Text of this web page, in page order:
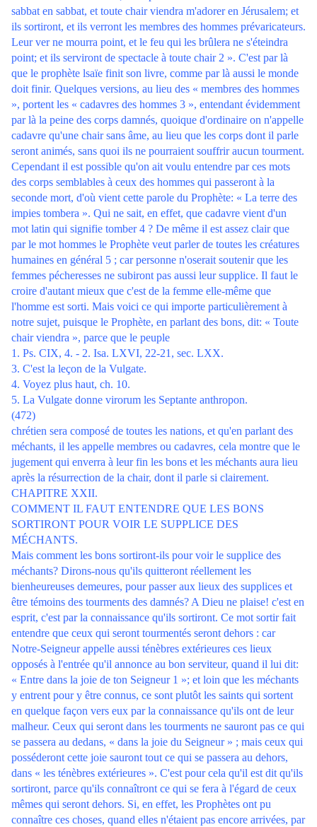
sabbat en sabbat, et toute chair viendra m'adorer en Jérusalem; et
ils sortiront, et ils verront les membres des hommes prévaricateurs.
Leur ver ne mourra point, et le feu qui les brûlera ne s'éteindra
point; et ils serviront de spectacle à toute chair 2 ». C'est par là
que le prophète lsaïe finit son livre, comme par là aussi le monde
doit finir. Quelques versions, au lieu des « membres des hommes
», portent les « cadavres des hommes 3 », entendant évidemment
par là la peine des corps damnés, quoique d'ordinaire on n'appelle
cadavre qu'une chair sans âme, au lieu que les corps dont il parle
seront animés, sans quoi ils ne pourraient souffrir aucun tourment.
Cependant il est possible qu'on ait voulu entendre par ces mots
des corps semblables à ceux des hommes qui passeront à la
seconde mort, d'où vient cette parole du Prophète: « La terre des
impies tombera ». Qui ne sait, en effet, que cadavre vient d'un
mot latin qui signifie tomber 4 ? De même il est assez clair que
par le mot hommes le Prophète veut parler de toutes les créatures
humaines en général 5 ; car personne n'oserait soutenir que les
femmes pécheresses ne subiront pas aussi leur supplice. Il faut le
croire d'autant mieux que c'est de la femme elle-même que
l'homme est sorti. Mais voici ce qui importe particulièrement à
notre sujet, puisque le Prophète, en parlant des bons, dit: « Toute
chair viendra », parce que le peuple
1. Ps. CIX, 4. - 2. Isa. LXVI, 22-21, sec. LXX.
3. C'est la leçon de la Vulgate.
4. Voyez plus haut, ch. 10.
5. La Vulgate donne virorum les Septante anthropon.
(472)
chrétien sera composé de toutes les nations, et qu'en parlant des
méchants, il les appelle membres ou cadavres, cela montre que le
jugement qui enverra à leur fin les bons et les méchants aura lieu
après la résurrection de la chair, dont il parle si clairement.
CHAPITRE XXII.
COMMENT IL FAUT ENTENDRE QUE LES BONS
SORTIRONT POUR VOIR LE SUPPLICE DES
MÉCHANTS.
Mais comment les bons sortiront-ils pour voir le supplice des
méchants? Dirons-nous qu'ils quitteront réellement les
bienheureuses demeures, pour passer aux lieux des supplices et
être témoins des tourments des damnés? A Dieu ne plaise! c'est en
esprit, c'est par la connaissance qu'ils sortiront. Ce mot sortir fait
entendre que ceux qui seront tourmentés seront dehors : car
Notre-Seigneur appelle aussi ténèbres extérieures ces lieux
opposés à l'entrée qu'il annonce au bon serviteur, quand il lui dit:
« Entre dans la joie de ton Seigneur 1 »; et loin que les méchants
y entrent pour y être connus, ce sont plutôt les saints qui sortent
en quelque façon vers eux par la connaissance qu'ils ont de leur
malheur. Ceux qui seront dans les tourments ne sauront pas ce qui
se passera au dedans, « dans la joie du Seigneur » ; mais ceux qui
posséderont cette joie sauront tout ce qui se passera au dehors,
dans « les ténèbres extérieures ». C'est pour cela qu'il est dit qu'ils
sortiront, parce qu'ils connaîtront ce qui se fera à l'égard de ceux
mêmes qui seront dehors. Si, en effet, les Prophètes ont pu
connaître ces choses, quand elles n'étaient pas encore arrivées, par